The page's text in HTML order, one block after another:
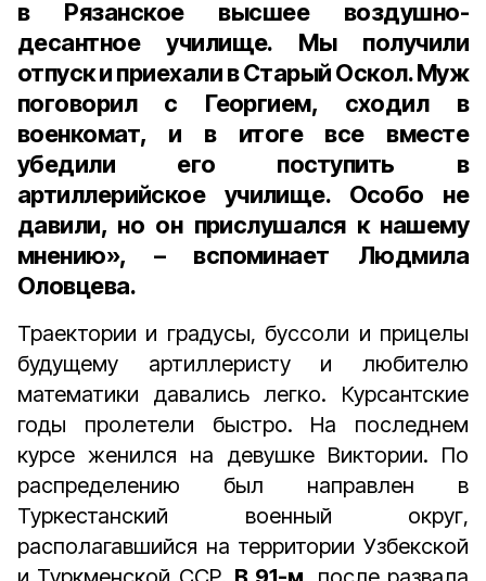
в Рязанское высшее воздушно-
десантное училище. Мы получили
отпуск и приехали в Старый Оскол. Муж
поговорил с Георгием, сходил в
военкомат, и в итоге все вместе
убедили его поступить в
артиллерийское училище. Особо не
давили, но он прислушался к нашему
мнению», – вспоминает Людмила
Оловцева.
Траектории и градусы, буссоли и прицелы
будущему артиллеристу и любителю
математики давались легко. Курсантские
годы пролетели быстро. На последнем
курсе женился на девушке Виктории. По
распределению был направлен в
Туркестанский военный округ,
располагавшийся на территории Узбекской